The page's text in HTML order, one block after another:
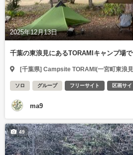
2025年12月13日
千葉の東浪見にあるTORAMIキャンプ場で
[千葉県] Campsite TORAMI(一宮町東浪
ソロ グループ フリーサイト 区画サイ
ma9
49